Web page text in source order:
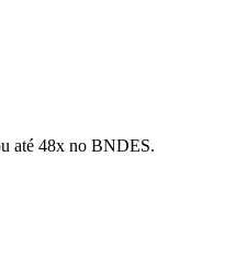
até 48x no BNDES.